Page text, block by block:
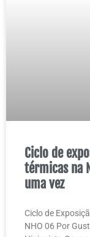
Ciclo de
térmicas na
uma vez
Ciclo de
NHO 06 Por